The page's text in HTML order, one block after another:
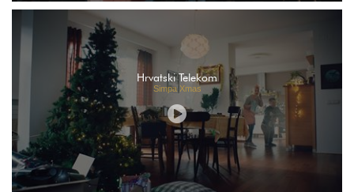
Hrvatski Telekom
Simpa Xmas